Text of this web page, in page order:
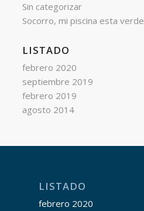
Sin categorizar
Socorro, mi piscina esta verde
LISTADO
febrero 2020
septiembre 2019
febrero 2019
agosto 2014
LISTADO
febrero 2020